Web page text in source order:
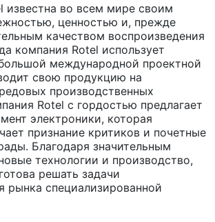
известна во всем мире своим
ценностью и, прежде
качеством воспроизведения
компания Rotel использует
международной проектной
свою продукцию на
производственных
Rotel с гордостью предлагает
электроники, которая
признание критиков и почетные
Благодаря значительным
технологии и производство,
решать задачи
рынка специализированной